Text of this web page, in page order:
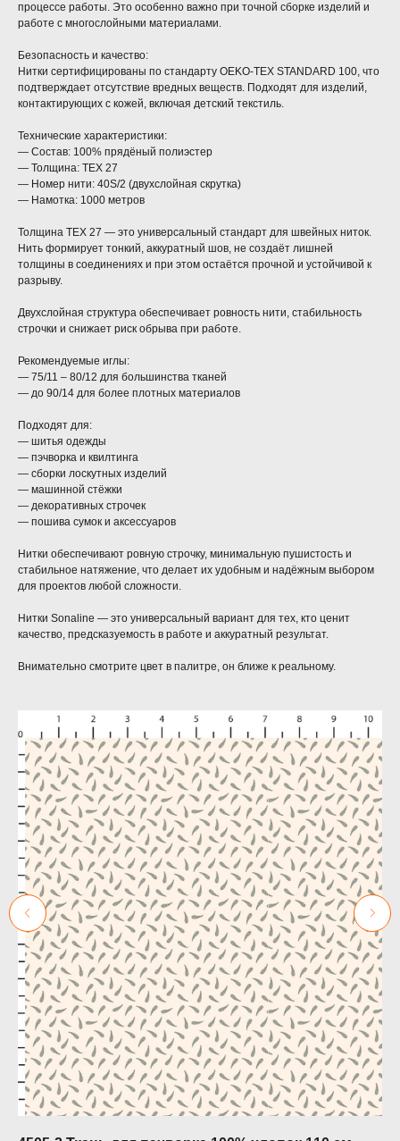
процессе работы. Это особенно важно при точной сборке изделий и
работе с многослойными материалами.
Безопасность и качество:
Нитки сертифицированы по стандарту OEKO-TEX STANDARD 100, что
подтверждает отсутствие вредных веществ. Подходят для изделий,
контактирующих с кожей, включая детский текстиль.
Технические характеристики:
— Состав: 100% прядёный полиэстер
— Толщина: TEX 27
— Номер нити: 40S/2 (двухслойная скрутка)
— Намотка: 1000 метров
Толщина TEX 27 — это универсальный стандарт для швейных ниток.
Нить формирует тонкий, аккуратный шов, не создаёт лишней
толщины в соединениях и при этом остаётся прочной и устойчивой к
разрыву.
Двухслойная структура обеспечивает ровность нити, стабильность
строчки и снижает риск обрыва при работе.
Рекомендуемые иглы:
— 75/11 – 80/12 для большинства тканей
— до 90/14 для более плотных материалов
Подходят для:
— шитья одежды
— пэчворка и квилтинга
— сборки лоскутных изделий
— машинной стёжки
— декоративных строчек
— пошива сумок и аксессуаров
Нитки обеспечивают ровную строчку, минимальную пушистость и
стабильное натяжение, что делает их удобным и надёжным выбором
для проектов любой сложности.
Нитки Sonaline — это универсальный вариант для тех, кто ценит
качество, предсказуемость в работе и аккуратный результат.
Внимательно смотрите цвет в палитре, он ближе к реальному.